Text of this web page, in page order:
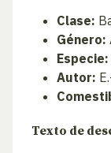
Clase:
Género:
Especie:
Autor:
Texto de